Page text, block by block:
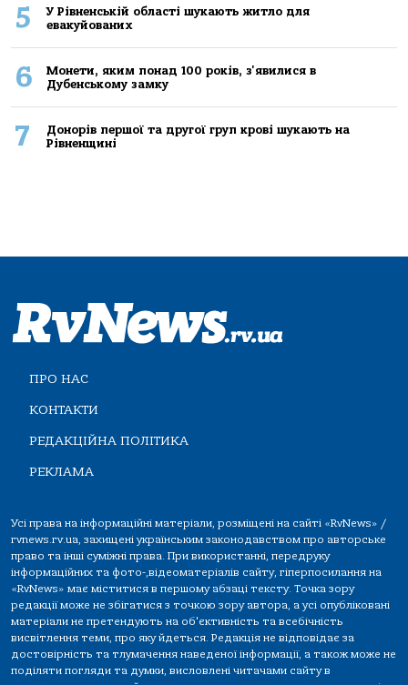
5
У Рівненській області шукають житло для
евакуйованих
6
Монети, яким понад 100 років, з'явилися в
Дубенському замку
7
Донорів першої та другої груп крові шукають на
Рівненщині
ПРО НАС
КОНТАКТИ
РЕДАКЦІЙНА ПОЛІТИКА
РЕКЛАМА
Усі права на інформаційні матеріали, розміщені на сайті «RvNews» /
rvnews.rv.ua, захищені українським законодавством про авторське
право та інші суміжні права. При використанні, передруку
інформаційних та фото-,відеоматеріалів сайту, гіперпосилання на
«RvNews» має міститися в першому абзаці тексту. Точка зору
редакції може не збігатися з точкою зору автора, а усі опубліковані
матеріали не претендують на об'єктивність та всебічність
висвітлення теми, про яку йдеться. Редакція не відповідає за
достовірність та тлумачення наведеної інформації, а також може не
поділяти погляди та думки, висловлені читачами сайту в